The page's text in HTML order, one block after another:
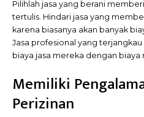
Pilihlah jasa yang berani
tertulis. Hindari jasa yang
karena biasanya akan banyak
Jasa profesional yang
biaya jasa mereka dengan biaya
Memiliki
Perizinan